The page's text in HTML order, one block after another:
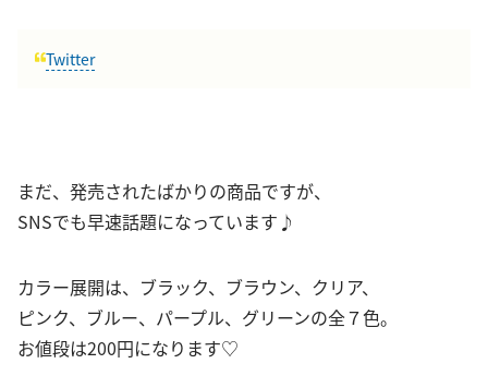
Twitter
まだ、発売されたばかりの商品ですが、
SNSでも早速話題になっています♪
カラー展開は、ブラック、ブラウン、クリア、
ピンク、ブルー、パープル、グリーンの全７色。
お値段は200円になります♡